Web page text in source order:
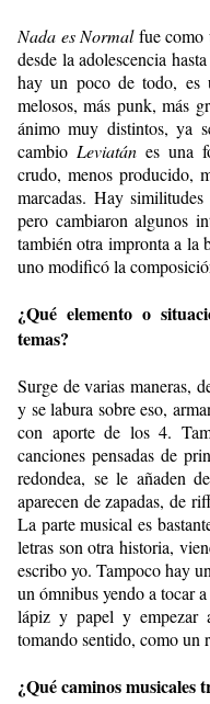
Nada es Normalfue como
desde la adolescencia
hay un poco de todo, es
melosos, más punk, más
ánimo muy distintos, ya
cambio Leviatánes una
crudo, menos producido,
marcadas. Hay
pero cambiaron algunos
también otra impronta a la
uno modificó la
¿Qué elemento o
temas?
Surge de varias maneras,
y se labura sobre eso,
con aporte de los 4.
canciones pensadas de
redondea, se le añaden
aparecen de zapadas, de
La parte musical es
letras son otra historia,
escribo yo. Tampoco hay
un ómnibus yendo a tocar
lápiz y papel y empezar
tomando sentido, como un
¿Qué caminos musicales